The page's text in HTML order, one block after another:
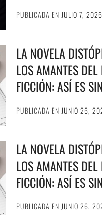
PUBLICADA EN JULIO 7, 2026
LA NOVELA
LOS AMANTES
FICCIÓN: ASÍ ES
PUBLICADA EN JUNIO 26,
LA NOVELA
LOS AMANTES
FICCIÓN: ASÍ ES
PUBLICADA EN JUNIO 26,